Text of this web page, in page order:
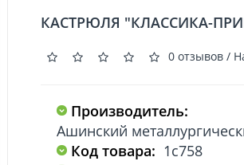
КАСТРЮЛЯ "КЛАССИКА-
0 отзывов /
Производитель:
Ашинский
Код товара: 1с758